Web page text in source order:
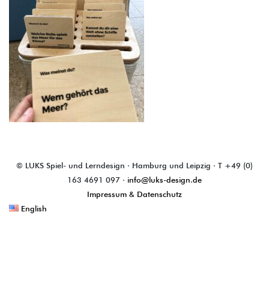
© LUKS Spiel- und Lerndesign · Hamburg und Leipzig · T +49 (0)
163 4691 097 · info@luks-design.de
Impressum & Datenschutz
English